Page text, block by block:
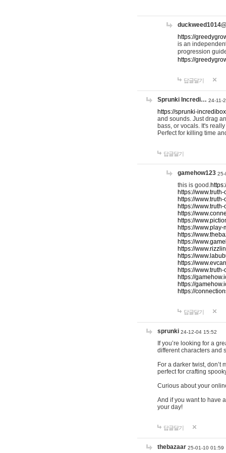
https://
is an
progression
https://
답글달기
Sprunki Incredi… 24-11-
https://sprunki-
and sounds. Just drag
bass, or vocals. It's
Perfect for killing time
답글달기
gamehow123 25-
this is good.
https://
https://
https://
https://
https://
https://
https://
https://
https://
https://
https://
https://
https://
https://
https://
답글달기
sprunki 24-12-04 15:52
If you’re looking for a
different characters and
For a darker twist, don’t
perfect for crafting
Curious about your
And if you want to have
your day!
답글달기
thebazaar 25-01-10 01:59